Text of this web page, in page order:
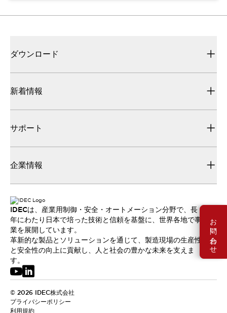
お問い合わせ
ダウンロード
新着情報
サポート
企業情報
IDECは、産業用制御・安全・オートメーション分野で、長
年にわたり日本で培った技術と信頼を基盤に、世界各地で事
業を展開しています。
革新的な製品とソリューションを通じて、製造現場の生産性
と安全性の向上に貢献し、人と社会の豊かな未来を支えま
す。
© 2026 IDEC株式会社
プライバシーポリシー
利用規約